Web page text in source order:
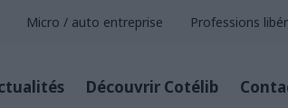
Micro / auto entreprise Professions
Découvrir Cotélib